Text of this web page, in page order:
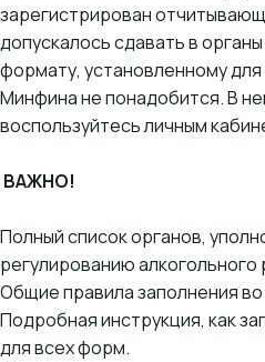
зарегистрирован
допускалось сдавать в
формату, установленному
Минфинане понадобится. В
воспользуйтесь личным
ВАЖНО!
Полный список органов,
регулированию алкогольного
Общие правила заполнения во
Подробная инструкция, как
для всех форм.